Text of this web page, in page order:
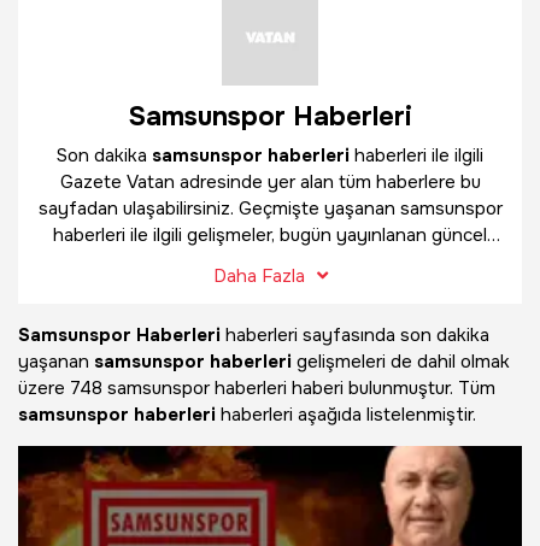
Samsunspor Haberleri
Son dakika samsunspor haberleri haberleri ile ilgili
Gazete Vatan adresinde yer alan tüm haberlere bu
sayfadan ulaşabilirsiniz. Geçmişte yaşanan samsunspor
haberleri ile ilgili gelişmeler, bugün yayınlanan güncel
haber sayfamızda bulabilirsiniz.
Daha Fazla
Samsunspor Haberleri haberleri sayfasında son dakika
yaşanan samsunspor haberleri gelişmeleri de dahil olmak
üzere 748 samsunspor haberleri haberi bulunmuştur. Tüm
samsunspor haberleri haberleri aşağıda listelenmiştir.